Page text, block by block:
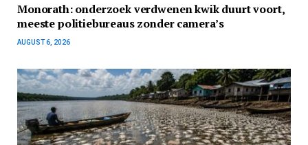
Monorath: onderzoek verdwenen kwik duurt voort,
meeste politiebureaus zonder camera’s
AUGUST 6, 2026